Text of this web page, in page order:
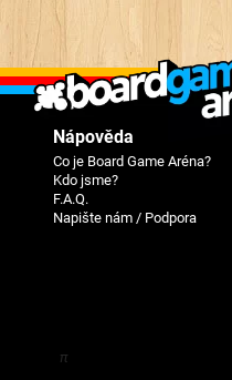
Nápověda
Co je Board Game Aréna?
Kdo jsme?
F.A.Q.
Napište nám / Podpora
π